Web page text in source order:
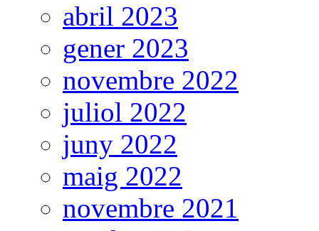
abril 2023
gener 2023
novembre 2022
juliol 2022
juny 2022
maig 2022
novembre 2021